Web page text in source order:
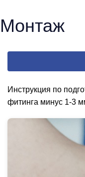
Монтаж
Инструкция по
фитинга минус 1-3